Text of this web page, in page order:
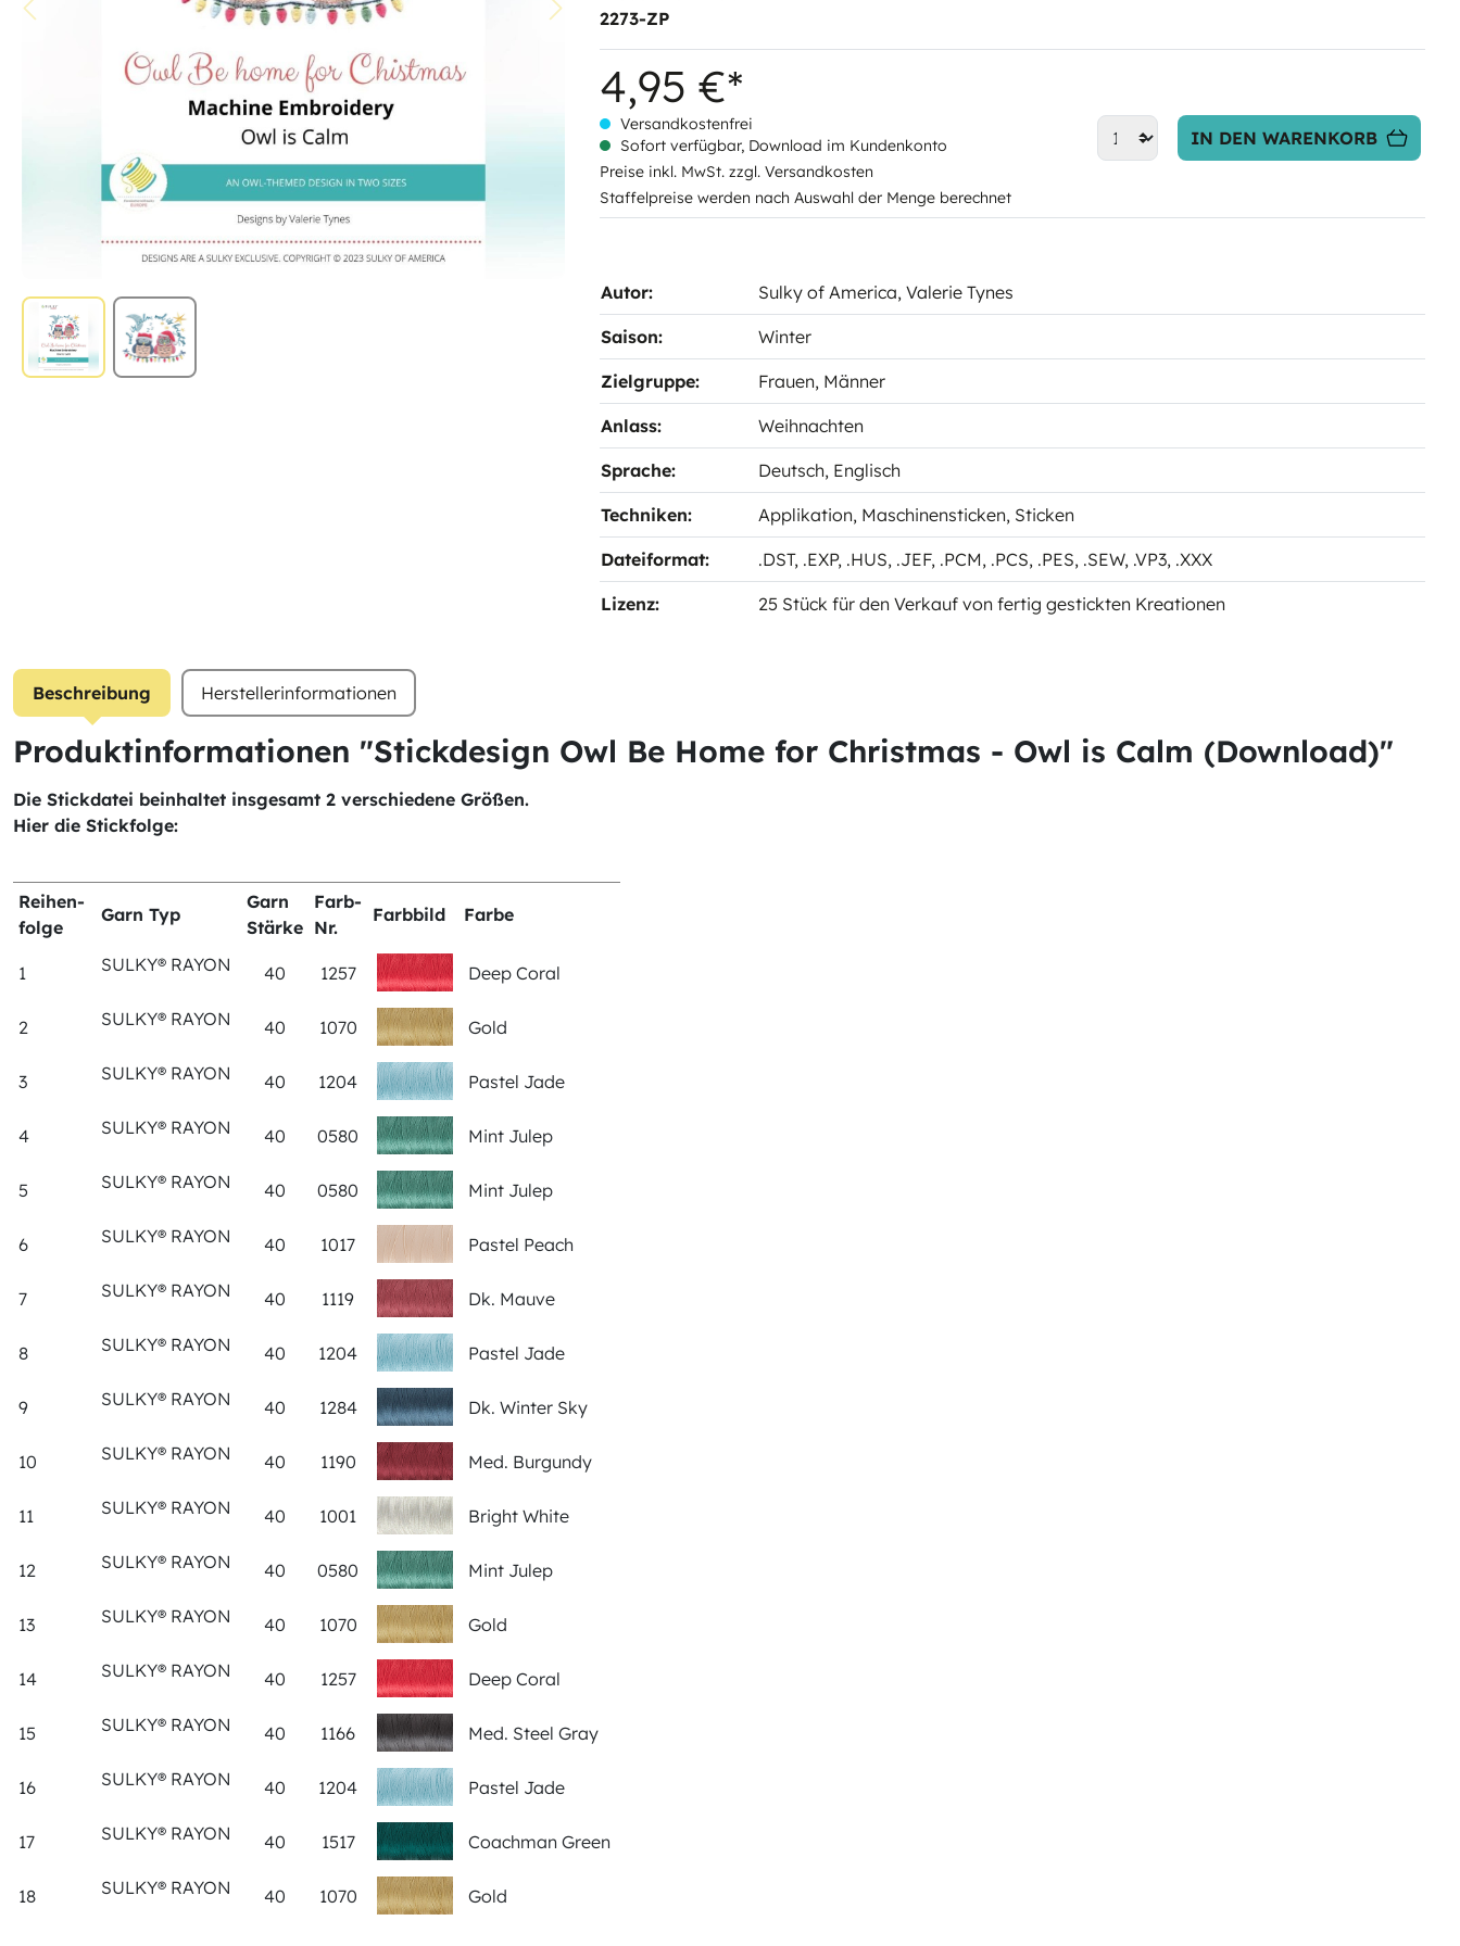
2273-ZP
4,95 €*
Versandkostenfrei
Sofort verfügbar, Download im Kundenkonto
Preise inkl. MwSt. zzgl. Versandkosten
Staffelpreise werden nach Auswahl der Menge berechnet
IN DEN WARENKORB
Autor: Sulky of America, Valerie Tynes
Saison: Winter
Zielgruppe: Frauen, Männer
Anlass: Weihnachten
Sprache: Deutsch, Englisch
Techniken: Applikation, Maschinensticken, Sticken
Dateiformat: .DST, .EXP, .HUS, .JEF, .PCM, .PCS, .PES, .SEW, .VP3, .XXX
Lizenz: 25 Stück für den Verkauf von fertig gestickten Kreationen
Beschreibung Herstellerinformationen
Produktinformationen "Stickdesign Owl Be Home for Christmas - Owl is Calm (Download)"
Die Stickdatei beinhaltet insgesamt 2 verschiedene Größen.
Hier die Stickfolge:
Reihen-
folge
Garn Typ
Garn
Stärke
Farb-
Nr.
Farbbild Farbe
1 SULKY® RAYON 40 1257 Deep Coral
2 SULKY® RAYON 40 1070 Gold
3 SULKY® RAYON 40 1204 Pastel Jade
4 SULKY® RAYON 40 0580 Mint Julep
5 SULKY® RAYON 40 0580 Mint Julep
6 SULKY® RAYON 40 1017 Pastel Peach
7 SULKY® RAYON 40 1119 Dk. Mauve
8 SULKY® RAYON 40 1204 Pastel Jade
9 SULKY® RAYON 40 1284 Dk. Winter Sky
10 SULKY® RAYON 40 1190 Med. Burgundy
11 SULKY® RAYON 40 1001 Bright White
12 SULKY® RAYON 40 0580 Mint Julep
13 SULKY® RAYON 40 1070 Gold
14 SULKY® RAYON 40 1257 Deep Coral
15 SULKY® RAYON 40 1166 Med. Steel Gray
16 SULKY® RAYON 40 1204 Pastel Jade
17 SULKY® RAYON 40 1517 Coachman Green
18 SULKY® RAYON 40 1070 Gold